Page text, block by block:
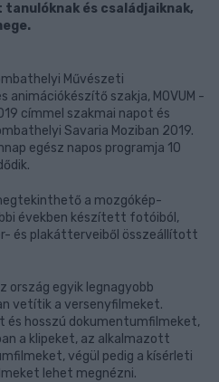
és családjaiknak,
Művészeti
animációkészítő szakja, MOVUM -
címmel szakmai napot és
Savaria Moziban 2019.
egész napos programja 10
a mozgókép-
években készített fotóiból,
és plakátterveiből összeállított
ország egyik legnagyobb
vetítik a versenyfilmeket.
és hosszú dokumentumfilmeket,
a klipeket, az alkalmazott
végül pedig a kísérleti
lehet megnézni.